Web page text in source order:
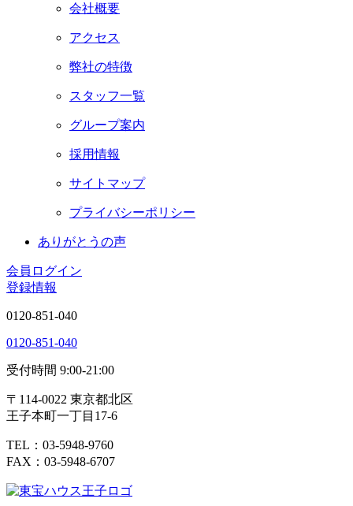
会社概要
アクセス
弊社の特徴
スタッフ一覧
グループ案内
採用情報
サイトマップ
プライバシーポリシー
ありがとうの声
会員ログイン
登録情報
0120-851-040
0120-851-040
受付時間 9:00-21:00
〒114-0022 東京都北区
王子本町一丁目17-6
TEL：03-5948-9760
FAX：03-5948-6707